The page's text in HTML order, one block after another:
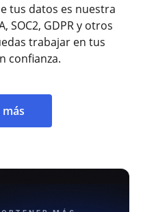
tus datos es nuestra
SOC2, GDPR y otros
trabajar en tus
confianza.